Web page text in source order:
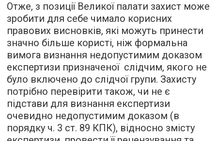
Отже, з позиції Великої палати захист може
зробити для себе чимало корисних
правових висновків, які можуть принести
значно більше користі, ніж формальна
вимога визнання недопустимим доказом
експертизи призначеної слідчим, якого не
було включено до слідчої групи. Захисту
потрібно перевірити також, чи не є
підстави для визнання експертизи
очевидно недопустимим доказом (в
порядку ч. 3 ст. 89 КПК), відносно змісту